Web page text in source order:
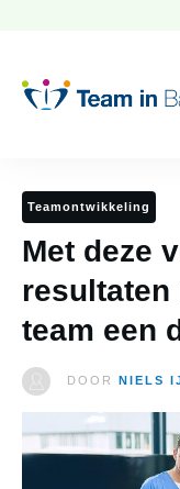
Teamontwikkeling
Met deze
resultaten
team een
DOOR NIELS